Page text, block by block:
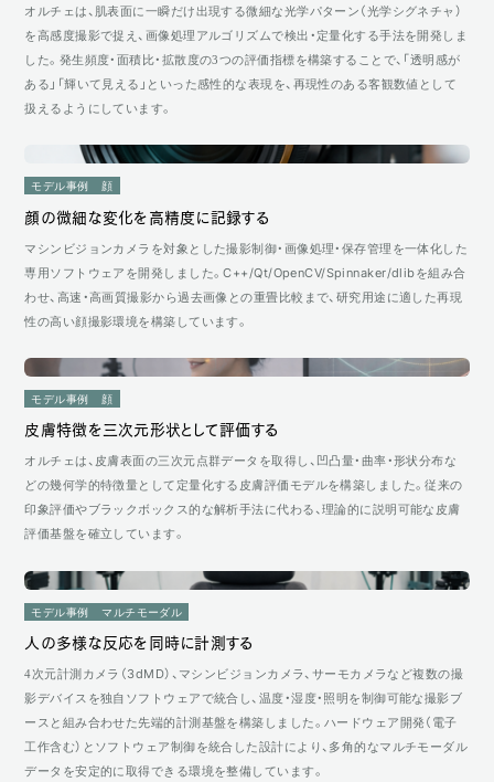
オルチェは、肌表面に一瞬だけ出現する微細な光学パターン（光学シグネチャ）
を高感度撮影で捉え、画像処理アルゴリズムで検出・定量化する手法を開発しま
した。発生頻度・面積比・拡散度の3つの評価指標を構築することで、「透明感が
ある」「輝いて見える」といった感性的な表現を、再現性のある客観数値として
扱えるようにしています。
モデル事例 顔
顔の微細な変化を高精度に記録する
マシンビジョンカメラを対象とした撮影制御・画像処理・保存管理を一体化した
専用ソフトウェアを開発しました。C++/Qt/OpenCV/Spinnaker/dlibを組み合
わせ、高速・高画質撮影から過去画像との重畳比較まで、研究用途に適した再現
性の高い顔撮影環境を構築しています。
モデル事例 顔
皮膚特徴を三次元形状として評価する
オルチェは、皮膚表面の三次元点群データを取得し、凹凸量・曲率・形状分布な
どの幾何学的特徴量として定量化する皮膚評価モデルを構築しました。従来の
印象評価やブラックボックス的な解析手法に代わる、理論的に説明可能な皮膚
評価基盤を確立しています。
モデル事例 マルチモーダル
人の多様な反応を同時に計測する
4次元計測カメラ（3dMD）、マシンビジョンカメラ、サーモカメラなど複数の撮
影デバイスを独自ソフトウェアで統合し、温度・湿度・照明を制御可能な撮影ブ
ースと組み合わせた先端的計測基盤を構築しました。ハードウェア開発（電子
工作含む）とソフトウェア制御を統合した設計により、多角的なマルチモーダル
データを安定的に取得できる環境を整備しています。